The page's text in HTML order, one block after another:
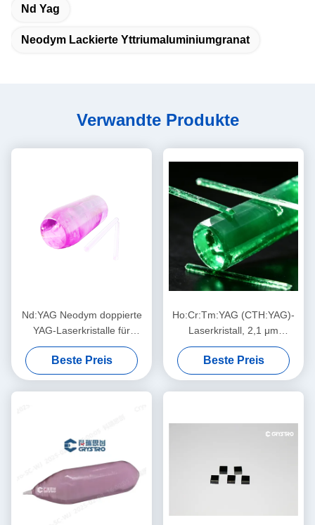
Nd Yag
Neodym Lackierte Yttriumaluminiumgranat
Verwandte Produkte
Nd:YAG Neodym doppierte
YAG-Laserkristalle für
Hochleistungs-
Festkörperlasersysteme
Beste Preis
Ho:Cr:Tm:YAG (CTH:YAG)-
Laserkristall, 2,1 μm
augensicher, hocheffizienter
Blitz/Diodengepumpt
Beste Preis